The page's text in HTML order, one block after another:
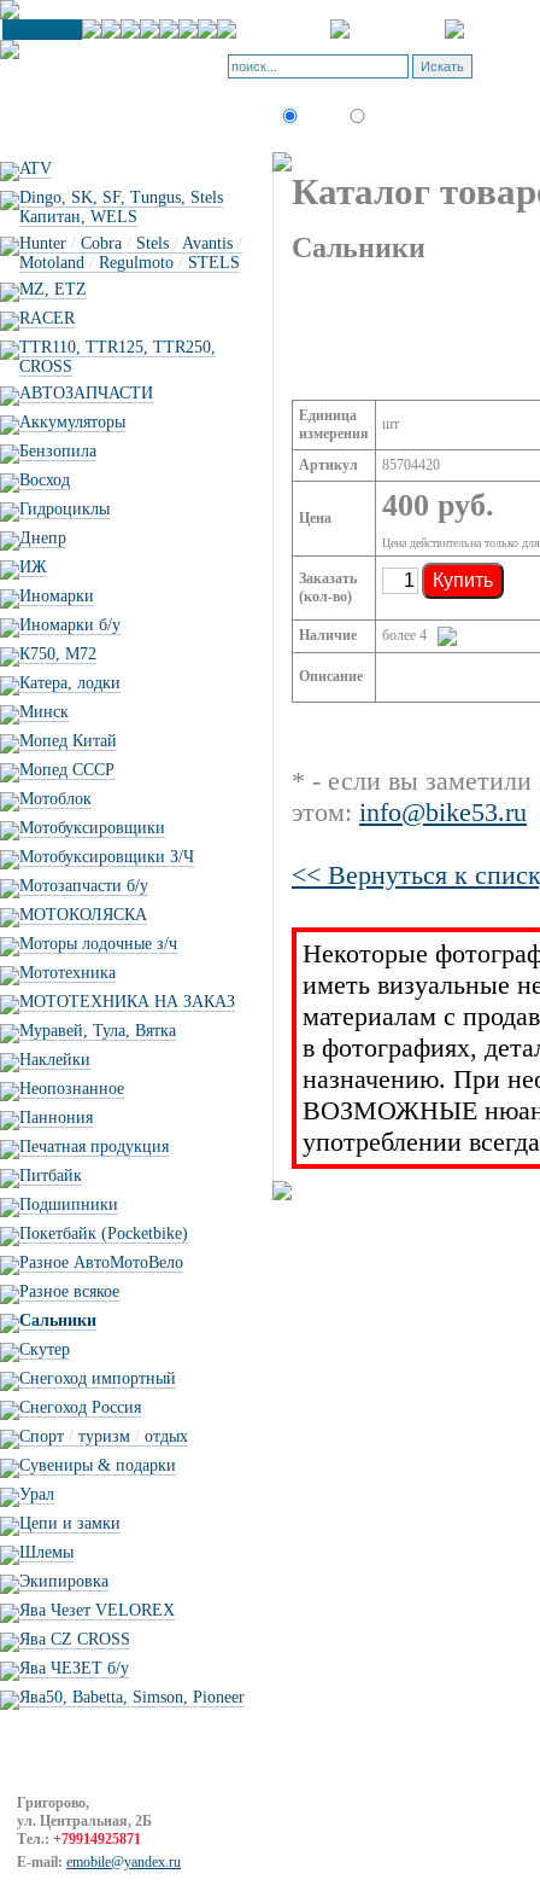
ATV
Dingo, SK, SF, Tungus, Stels
Капитан, WELS
Hunter / Cobra / Stels / Avantis /
Motoland / Regulmoto / STELS
MZ, ETZ
RACER
TTR110, TTR125, TTR250,
CROSS
АВТОЗАПЧАСТИ
Аккумуляторы
Бензопила
Восход
Гидроциклы
Днепр
ИЖ
Иномарки
Иномарки б/у
К750, М72
Катера, лодки
Минск
Мопед Китай
Мопед СССР
Мотоблок
Мотобуксировщики
Мотобуксировщики З/Ч
Мотозапчасти б/у
МОТОКОЛЯСКА
Моторы лодочные з/ч
Мототехника
МОТОТЕХНИКА НА ЗАКАЗ
Муравей, Тула, Вятка
Наклейки
Неопознанное
Паннония
Печатная продукция
Питбайк
Подшипники
Покетбайк (Pocketbike)
Разное АвтоМотоВело
Разное всякое
Сальники
Скутер
Снегоход импортный
Снегоход Россия
Спорт / туризм / отдых
Сувениры & подарки
Урал
Цепи и замки
Шлемы
Экипировка
Ява Чезет VELOREX
Ява CZ CROSS
Ява ЧЕЗЕТ б/у
Ява50, Babetta, Simson, Pioneer
Григорово,
ул. Центральная, 2Б
Тел.: +79914925871
E-mail: emobile@yandex.ru
Каталог
Сальники
Единица
измерения
шт
Артикул 85704420
Цена 400 руб.
Цена действительна только
Заказать
(кол-во)
Купить
Наличие более 4
Описание
* - если вы
этом: info@bike53.ru
<< Вернуться к
Некоторые
иметь визуальные
материалам с
в фотографиях,
назначению. При
ВОЗМОЖНЫЕ
употреблении